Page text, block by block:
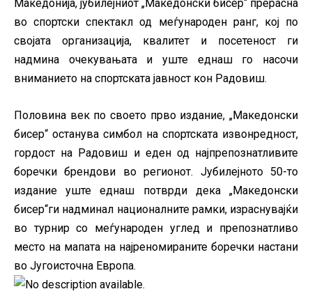
Македонија, јубилејниот „Македонски бисер“ прерасна
во спортски спектакл од меѓународен ранг, кој по
својата организација, квалитет и посетеност ги
надмина очекувањата и уште еднаш го насочи
вниманието на спортската јавност кон Радовиш.
Половина век по своето прво издание, „Македонски
бисер“ останува симбол на спортската извонредност,
гордост на Радовиш и еден од најпрепознатливите
боречки брендови во регионот. Јубилејното 50-то
издание уште еднаш потврди дека „Македонски
бисер“ги надминал националните рамки, израснувајќи
во турнир со меѓународен углед и препознатливо
место на мапата на најреномираните боречки настани
во Југоисточна Европа.